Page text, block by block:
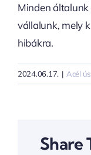
Minden
vállalunk, mely
hibákra.
2024.06.17. | Acél
Share